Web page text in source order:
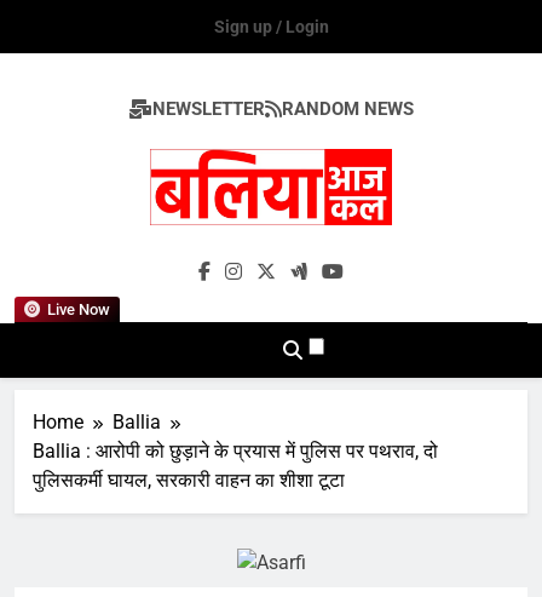
Sign up / Login
NEWSLETTER RANDOM NEWS
Live Now
Ballia Aaj Kal
Home
Ballia
Ballia : आरोपी को छुड़ाने के प्रयास में पुलिस पर पथराव, दो
पुलिसकर्मी घायल, सरकारी वाहन का शीशा टूटा